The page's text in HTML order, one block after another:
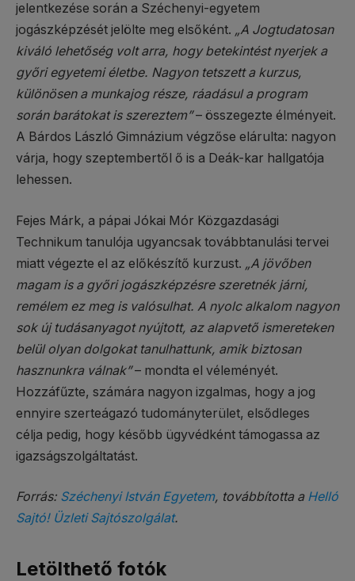
jelentkezése során a Széchenyi-egyetem
jogászképzését jelölte meg elsőként. „A Jogtudatosan
kiváló lehetőség volt arra, hogy betekintést nyerjek a
győri egyetemi életbe. Nagyon tetszett a kurzus,
különösen a munkajog része, ráadásul a program
során barátokat is szereztem”– összegezte élményeit.
A Bárdos László Gimnázium végzőse elárulta: nagyon
várja, hogy szeptembertől ő is a Deák-kar hallgatója
lehessen.
Fejes Márk, a pápai Jókai Mór Közgazdasági
Technikum tanulója ugyancsak továbbtanulási tervei
miatt végezte el az előkészítő kurzust. „A jövőben
magam is a győri jogászképzésre szeretnék járni,
remélem ez meg is valósulhat. A nyolc alkalom nagyon
sok új tudásanyagot nyújtott, az alapvető ismereteken
belül olyan dolgokat tanulhattunk, amik biztosan
hasznunkra válnak”– mondta el véleményét.
Hozzáfűzte, számára nagyon izgalmas, hogy a jog
ennyire szerteágazó tudományterület, elsődleges
célja pedig, hogy később ügyvédként támogassa az
igazságszolgáltatást.
Forrás: Széchenyi István Egyetem, továbbította a Helló
Sajtó! Üzleti Sajtószolgálat.
Letölthető fotók